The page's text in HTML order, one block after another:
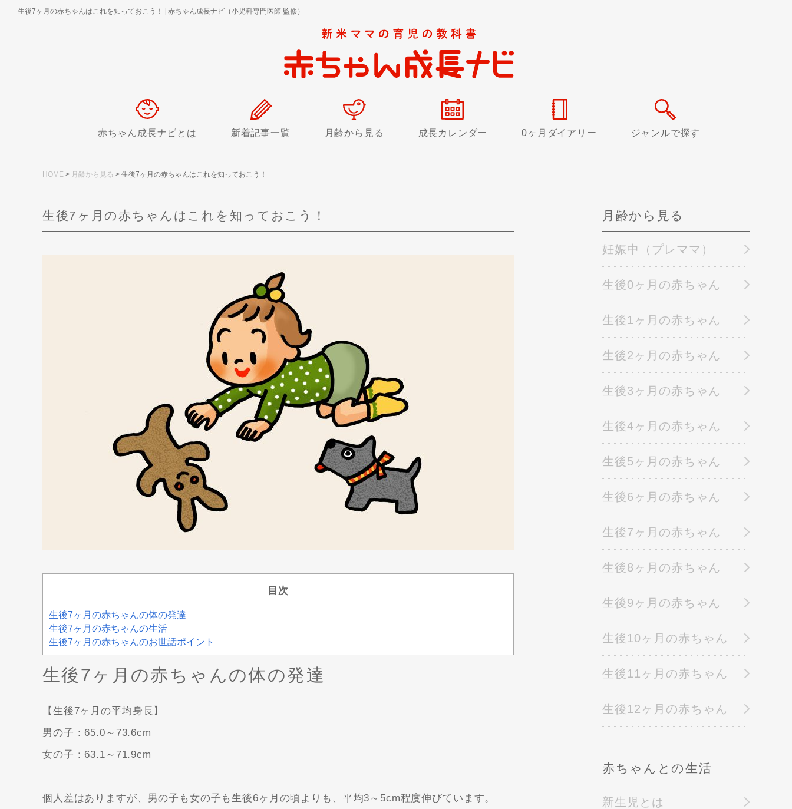
生後7ヶ月の赤ちゃんはこれを知っておこう！ 赤ちゃん成長ナビ（小児科専門医師 監修）
赤ちゃん成長ナビとは 新着記事一覧 月齢から見る 成長カレンダー 0ヶ月ダイアリー ジャンルで探す
HOME > 月齢から見る > 生後7ヶ月の赤ちゃんはこれを知っておこう！
生後7ヶ月の赤ちゃんはこれを知っておこう！
目次
生後7ヶ月の赤ちゃんの体の発達
生後7ヶ月の赤ちゃんの生活
生後7ヶ月の赤ちゃんのお世話ポイント
生後7ヶ月の赤ちゃんの体の発達
【生後7ヶ月の平均身長】
男の子：65.0～73.6cm
女の子：63.1～71.9cm
個人差はありますが、男の子も女の子も生後6ヶ月の頃よりも、平均3～5cm程度伸びています。
月齢から見る
妊娠中（プレママ）
生後0ヶ月の赤ちゃん
生後1ヶ月の赤ちゃん
生後2ヶ月の赤ちゃん
生後3ヶ月の赤ちゃん
生後4ヶ月の赤ちゃん
生後5ヶ月の赤ちゃん
生後6ヶ月の赤ちゃん
生後7ヶ月の赤ちゃん
生後8ヶ月の赤ちゃん
生後9ヶ月の赤ちゃん
生後10ヶ月の赤ちゃん
生後11ヶ月の赤ちゃん
生後12ヶ月の赤ちゃん
赤ちゃんとの生活
新生児とは